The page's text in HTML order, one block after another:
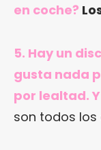
en coche?
5. Hay un
gusta nada
por lealtad.
son todos